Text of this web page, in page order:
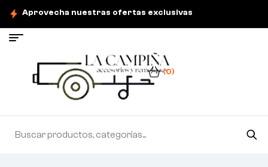
Aprovecha nuestras ofertas exclusivas
(0)